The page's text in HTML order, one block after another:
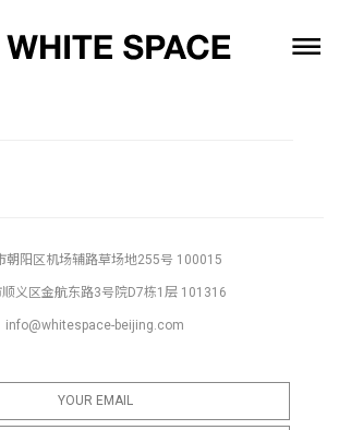
朝阳区机场辅路草场地255号 100015
顺义区金航东路3号院D7栋1层 101316
info@whitespace-beijing.com